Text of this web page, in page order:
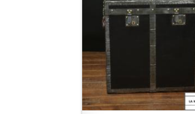
AJOUTER AU PANIER